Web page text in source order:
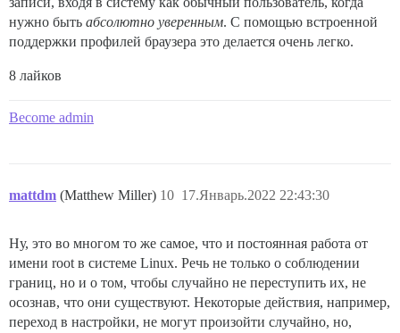
нужно быть абсолютно уверенным. С помощью встроенной
поддержки профилей браузера это делается очень легко.
8 лайков
Become admin
mattdm (Matthew Miller) 17.Январь.2022 22:43:30
10
Ну, это во многом то же самое, что и постоянная работа от
имени root в системе Linux. Речь не только о соблюдении
границ, но и о том, чтобы случайно не переступить их, не
осознав, что они существуют. Некоторые действия, например,
переход в настройки, не могут произойти случайно, но,